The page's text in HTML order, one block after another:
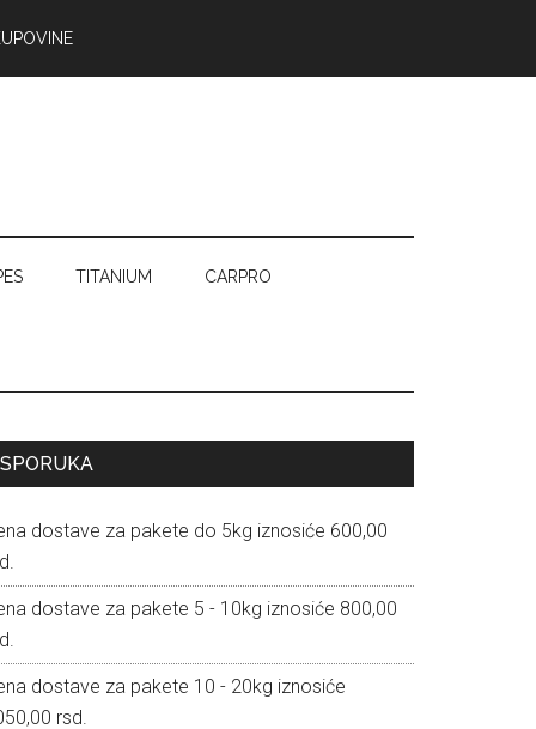
TITANIUM CARPRO
dostave za pakete do 5kg iznosiće 600,00
dostave za pakete 5 - 10kg iznosiće 800,00
dostave za pakete 10 - 20kg iznosiće
rsd.